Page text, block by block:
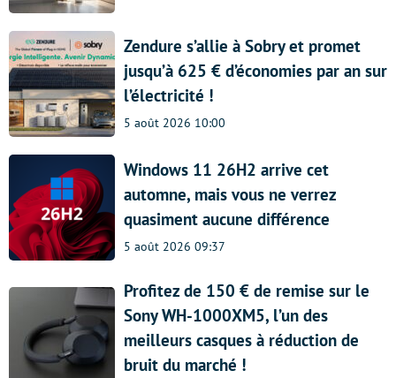
Zendure s’allie à Sobry et promet
jusqu’à 625 € d’économies par an sur
l’électricité !
5 août 2026 10:00
Windows 11 26H2 arrive cet
automne, mais vous ne verrez
quasiment aucune différence
5 août 2026 09:37
Profitez de 150 € de remise sur le
Sony WH-1000XM5, l’un des
meilleurs casques à réduction de
bruit du marché !